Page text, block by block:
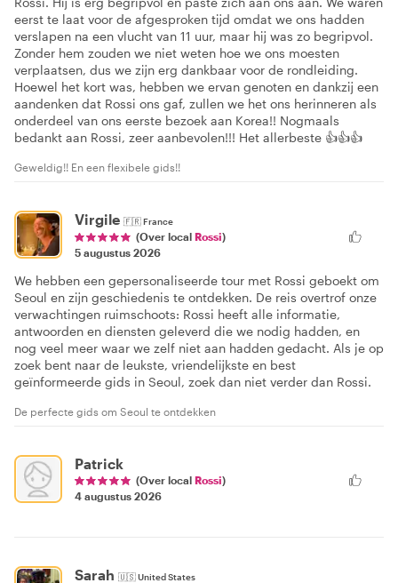
eerst te laat voor de afgesproken tijd omdat we ons hadden
verslapen na een vlucht van 11 uur, maar hij was zo begripvol.
Zonder hem zouden we niet weten hoe we ons moesten
verplaatsen, dus we zijn erg dankbaar voor de rondleiding.
Hoewel het kort was, hebben we ervan genoten en dankzij een
aandenken dat Rossi ons gaf, zullen we het ons herinneren als
onderdeel van ons eerste bezoek aan Korea!! Nogmaals
bedankt aan Rossi, zeer aanbevolen!!! Het allerbeste 👍👍👍
Geweldig!! En een flexibele gids!!
Virgile 🇫🇷France
(Over local Rossi)
5 augustus 2026
We hebben een gepersonaliseerde tour met Rossi geboekt om
Seoul en zijn geschiedenis te ontdekken. De reis overtrof onze
verwachtingen ruimschoots: Rossi heeft alle informatie,
antwoorden en diensten geleverd die we nodig hadden, en
nog veel meer waar we zelf niet aan hadden gedacht. Als je op
zoek bent naar de leukste, vriendelijkste en best
geïnformeerde gids in Seoul, zoek dan niet verder dan Rossi.
De perfecte gids om Seoul te ontdekken
Patrick
(Over local Rossi)
4 augustus 2026
Sarah 🇺🇸United States